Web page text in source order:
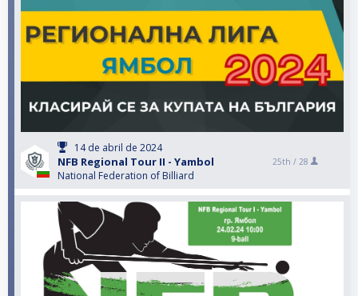
14 de abril de 2024
NFB Regional Tour II - Yambol
National Federation of Billiard
25th / 28